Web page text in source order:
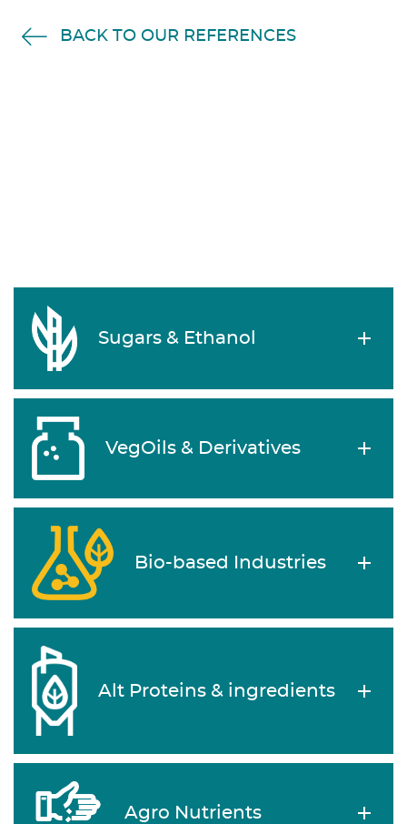
BACK TO OUR REFERENCES
Sugars & Ethanol
VegOils & Derivatives
Bio-based Industries
Alt Proteins & ingredients
Agro Nutrients